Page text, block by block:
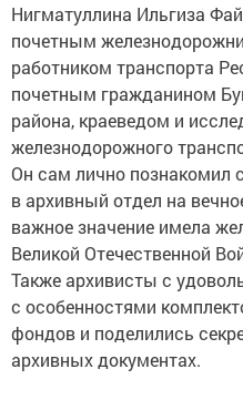
Нигматуллина Ильгиза
почетным
работником транспорта
почетным гражданином
района, краеведом и
железнодорожного
Он сам лично познакомил
в архивный отдел на
важное значение имела
Великой Отечественной
Также архивисты с
с особенностями
фондов и поделились
архивных документах.